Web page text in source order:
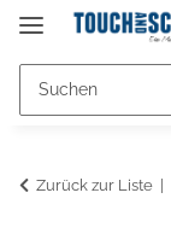
Zurück zur Liste